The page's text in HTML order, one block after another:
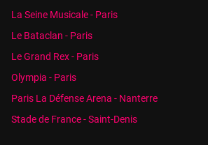
La Seine Musicale - Paris
Le Bataclan - Paris
Le Grand Rex - Paris
Olympia - Paris
Paris La Défense Arena - Nanterre
Stade de France - Saint-Denis